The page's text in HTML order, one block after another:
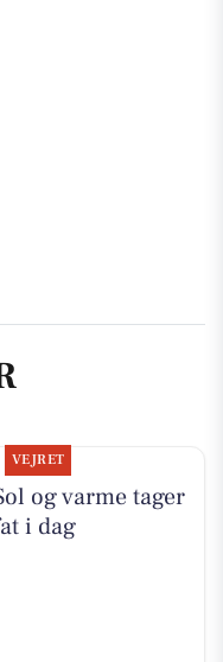
VEJRET
og varme tager
i dag